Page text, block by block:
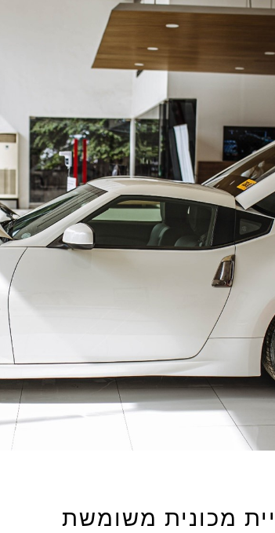
מכונית משומשת